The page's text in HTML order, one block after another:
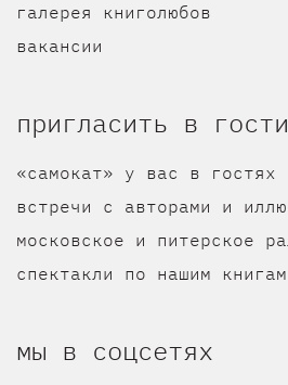
галерея книголюбов
вакансии
пригласить в гости
«самокат» у вас в гостях
встречи с авторами и
московское и питерское
спектакли по нашим книгам
мы в соцсетях